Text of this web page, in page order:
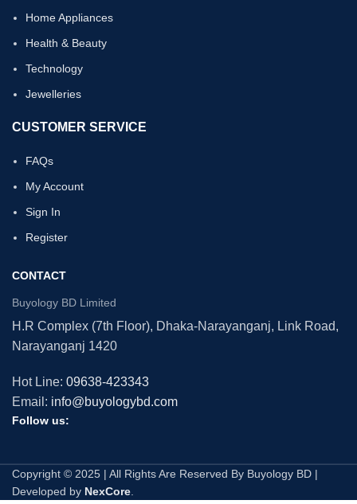
Home Appliances
Health & Beauty
Technology
Jewelleries
CUSTOMER SERVICE
FAQs
My Account
Sign In
Register
CONTACT
Buyology BD Limited
H.R Complex (7th Floor), Dhaka-Narayanganj, Link Road,
Narayanganj 1420
Hot Line:09638-423343
Email: info@buyologybd.com
Follow us:
Copyright © 2025 | All Rights Are Reserved By Buyology BD |
Developed by NexCore.